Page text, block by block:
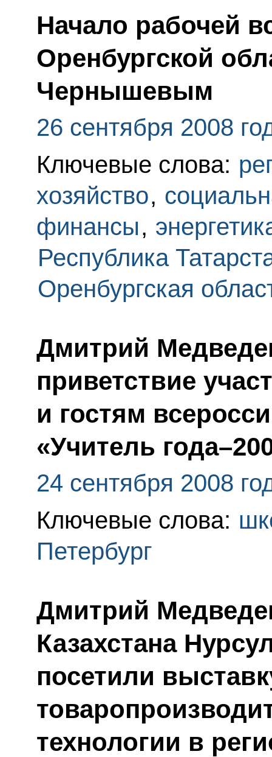
Начало рабочей
Оренбургской
Чернышевым
26 сентября 2008
Ключевые слова:
хозяйство,
финансы,
Республика
Оренбургская
Дмитрий
приветствие
и гостям
«Учитель
24 сентября 2008
Ключевые слова:
Петербург
Дмитрий
Казахстана
посетили
технологии в